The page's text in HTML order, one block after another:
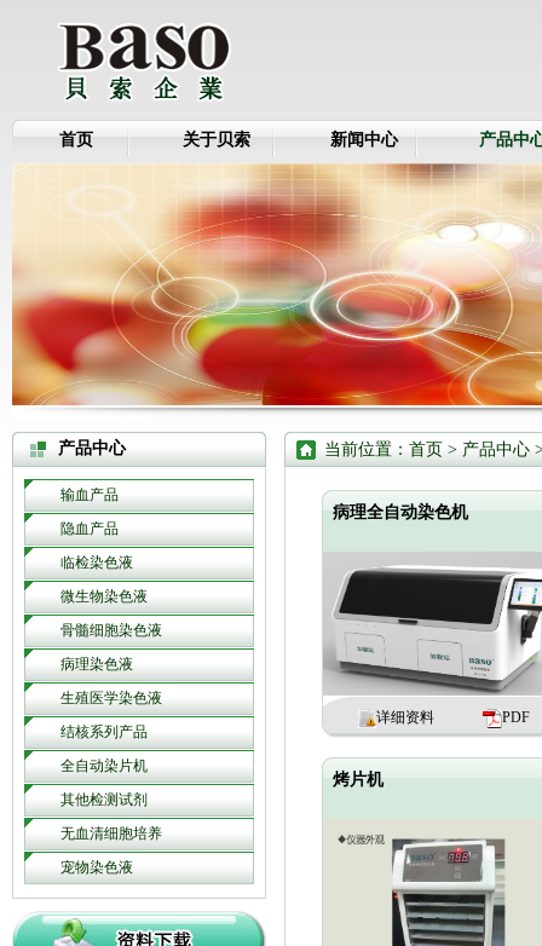
首页 关于贝索 新闻中心 产品中
产品中心
输血产品
隐血产品
临检染色液
微生物染色液
骨髓细胞染色液
病理染色液
生殖医学染色液
结核系列产品
全自动染片机
其他检测试剂
无血清细胞培养
宠物染色液
当前位置： 首页 > 产品中心
病理全自动染色机
详细资料 PDF
烤片机